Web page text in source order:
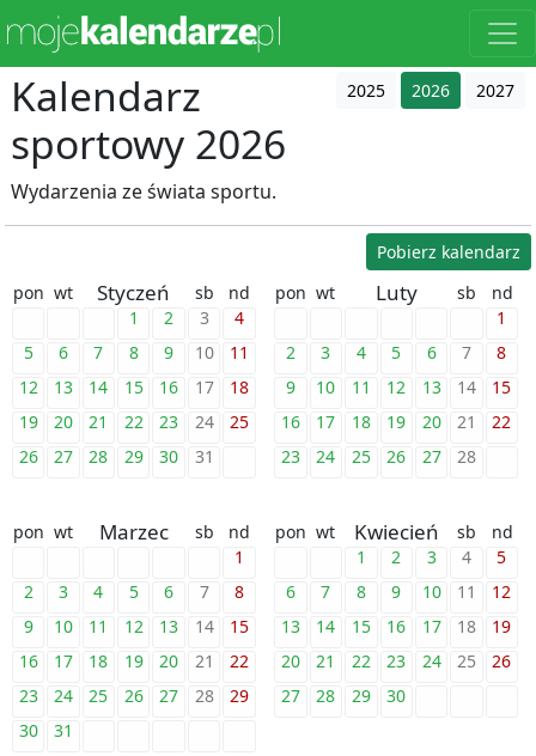
2025 2026 2027
Kalendarz
sportowy 2026
Wydarzenia ze świata sportu.
Pobierz kalendarz
pon wt Styczeń sb
nd
1
2 3
4
5
6 7 8 9 10
11
12
13 14 15 16 17
18
19
20 21 22 23 24
25
26
27 28 29 30 31
pon wt Luty sb
nd
1
2
3 4 5 6 7
8
9
10 11 12 13 14
15
16
17 18 19 20 21
22
23
24 25 26 27 28
pon wt Marzec sb
nd
1
2
3 4 5 6 7
8
9
10 11 12 13 14
15
16
17 18 19 20 21
22
23
24 25 26 27 28
29
30
31
pon wt Kwiecień sb
nd
1
2 3 4
5
6
7 8 9 10 11
12
13
14 15 16 17 18
19
20
21 22 23 24 25
26
27
28 29 30